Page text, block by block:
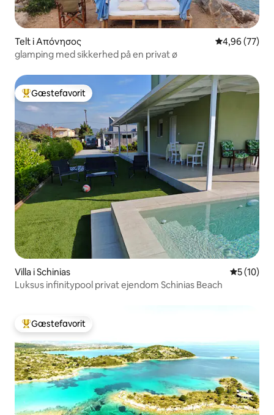
Telt i Απόνησος 4,96 ud af 5 i
4,96 (77)
glamping med sikkerhed på en privat ø
Bedste gæstefavorit
Gæstefavorit
Villa i Schinias 5 ud af 5 i
5 (10)
Luksus infinitypool privat ejendom Schinias Beach
Bedste gæstefavorit
Gæstefavorit